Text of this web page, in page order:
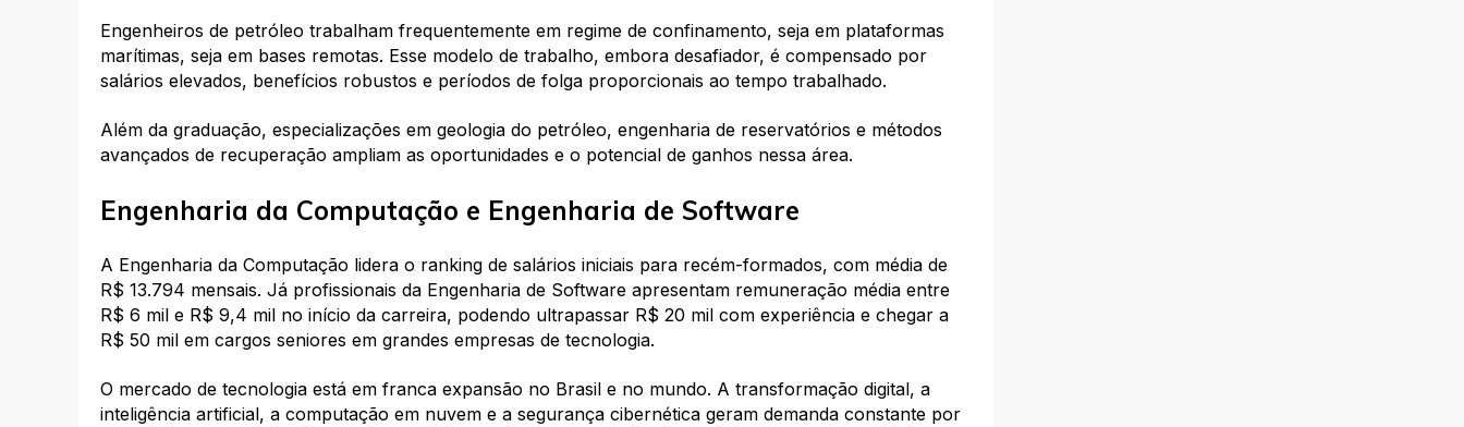
Engenheiros de petróleo trabalham frequentemente em regime de confinamento, seja em plataformas
marítimas, seja em bases remotas. Esse modelo de trabalho, embora desafiador, é compensado por
salários elevados, benefícios robustos e períodos de folga proporcionais ao tempo trabalhado.
Além da graduação, especializações em geologia do petróleo, engenharia de reservatórios e métodos
avançados de recuperação ampliam as oportunidades e o potencial de ganhos nessa área.
Engenharia da Computação e Engenharia de Software
A Engenharia da Computação lidera o ranking de salários iniciais para recém-formados, com média de
R$ 13.794 mensais. Já profissionais da Engenharia de Software apresentam remuneração média entre
R$ 6 mil e R$ 9,4 mil no início da carreira, podendo ultrapassar R$ 20 mil com experiência e chegar a
R$ 50 mil em cargos seniores em grandes empresas de tecnologia.
O mercado de tecnologia está em franca expansão no Brasil e no mundo. A transformação digital, a
inteligência artificial, a computação em nuvem e a segurança cibernética geram demanda constante por